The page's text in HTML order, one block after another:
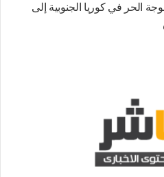
الحر في كوريا الجنوبية إلى